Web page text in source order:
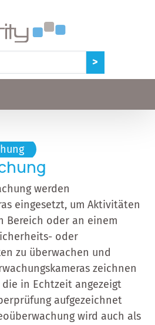
werden
eingesetzt, um Aktivitäten
Bereich oder an einem
oder
zu überwachen und
zeichnen
in Echtzeit angezeigt
aufgezeichnet
wird auch als